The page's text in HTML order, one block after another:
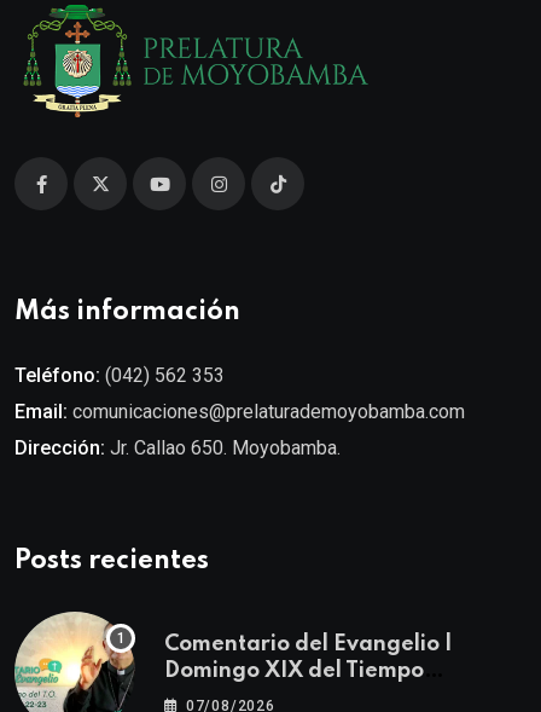
Más información
Teléfono: (042) 562 353
Email: comunicaciones@prelaturademoyobamba.com
Dirección: Jr. Callao 650. Moyobamba.
Posts recientes
Comentario del Evangelio |
Domingo XIX del Tiempo
Ordinario | Mateo 14, 22-23
07/08/2026